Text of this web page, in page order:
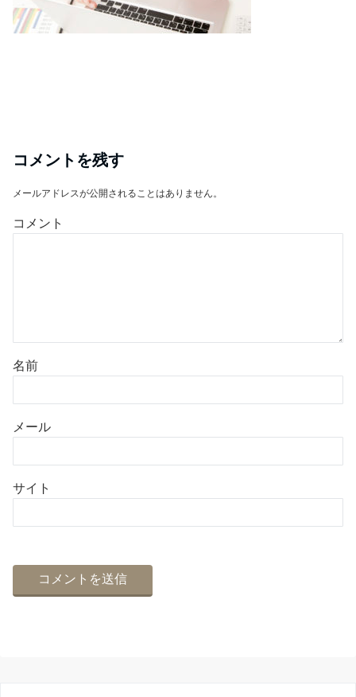
コメントを残す
メールアドレスが公開されることはありません。
コメント
名前
メール
サイト